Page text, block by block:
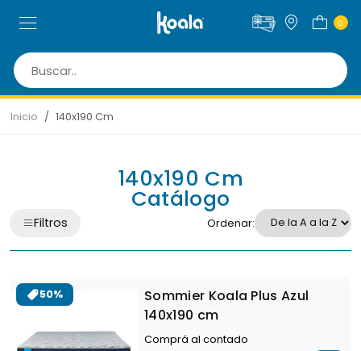
0
Inicio 140x190 Cm
140x190 Cm
Catálogo
Filtros Ordenar:
50%
Sommier Koala Plus Azul
140x190 cm
Comprá al contado